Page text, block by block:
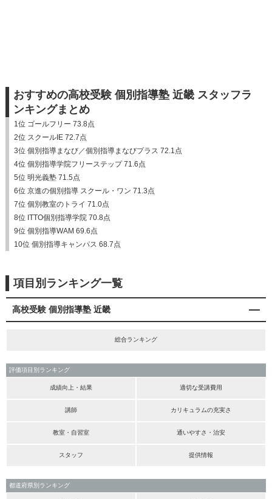
おすすめの高校受験 個別指導塾 近畿 スタッフラ
ンキングまとめ
1位 ゴールフリー 73.8点
2位 スクールIE 72.7点
3位 個別指導まなび／個別指導まなびプラス 72.1点
4位 個別指導学院フリーステップ 71.6点
5位 明光義塾 71.5点
6位 京進の個別指導 スクール・ワン 71.3点
7位 個別教室のトライ 71.0点
8位 ITTO個別指導学院 70.8点
9位 個別指導WAM 69.6点
10位 個別指導キャンパス 68.7点
項目別ランキング一覧
高校受験 個別指導塾 近畿
総合ランキング
評価項目別ランキング
成績向上・結果 適切な受講費用
講師 カリキュラムの充実さ
教室・自習室 通いやすさ・治安
スタッフ 提供情報
都道府県別ランキング